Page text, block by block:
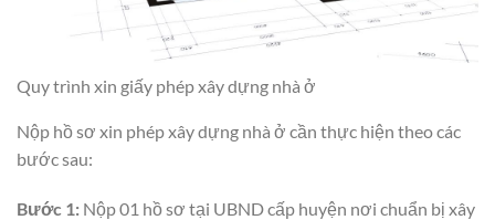
Quy trình xin giấy phép xây dựng nhà ở
Nộp hồ sơ xin phép xây dựng nhà ở cần thực hiện theo các
bước sau:
Bước 1: Nộp 01 hồ sơ tại UBND cấp huyện nơi chuẩn bị xây